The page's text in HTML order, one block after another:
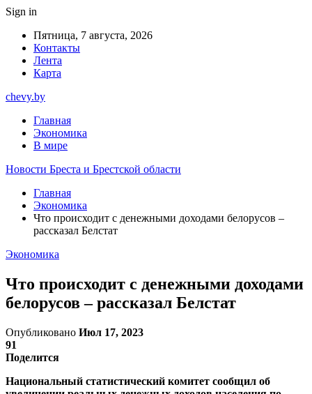
Sign in
Пятница, 7 августа, 2026
Контакты
Лента
Карта
chevy.by
Главная
Экономика
В мире
Новости Бреста и Брестской области
Главная
Экономика
Что происходит с денежными доходами белорусов –
рассказал Белстат
Экономика
Что происходит с денежными доходами
белорусов – рассказал Белстат
Опубликовано Июл 17, 2023
91
Поделится
Национальный статистический комитет сообщил об